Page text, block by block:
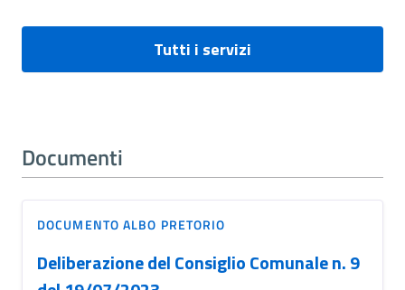
Tutti i servizi
Documenti
DOCUMENTO ALBO PRETORIO
Deliberazione del Consiglio Comunale n. 9